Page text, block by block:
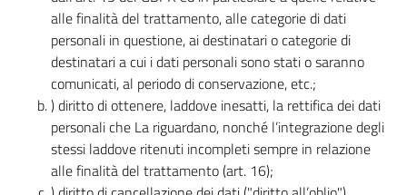
alle finalità del trattamento, alle categorie di dati
personali in questione, ai destinatari o categorie di
destinatari a cui i dati personali sono stati o saranno
comunicati, al periodo di conservazione, etc.;
) diritto di ottenere, laddove inesatti, la rettifica dei dati
personali che La riguardano, nonché l’integrazione degli
stessi laddove ritenuti incompleti sempre in relazione
alle finalità del trattamento (art. 16);